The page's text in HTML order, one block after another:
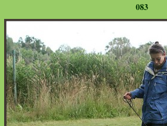
083